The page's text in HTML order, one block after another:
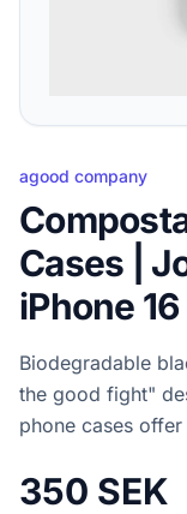
agood company
Cases |
iPhone 16
Biodegradable
the good fight"
phone cases
350 SEK